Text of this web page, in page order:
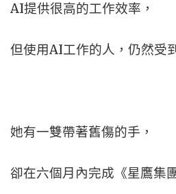
AI提供很高的工作效率，
但使用AI工作的人， 仍然受
她有一雙帶著舊傷的手，
卻在六個月內完成《星鷹集